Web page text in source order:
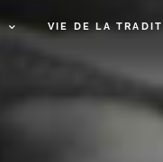
VIE DE LA